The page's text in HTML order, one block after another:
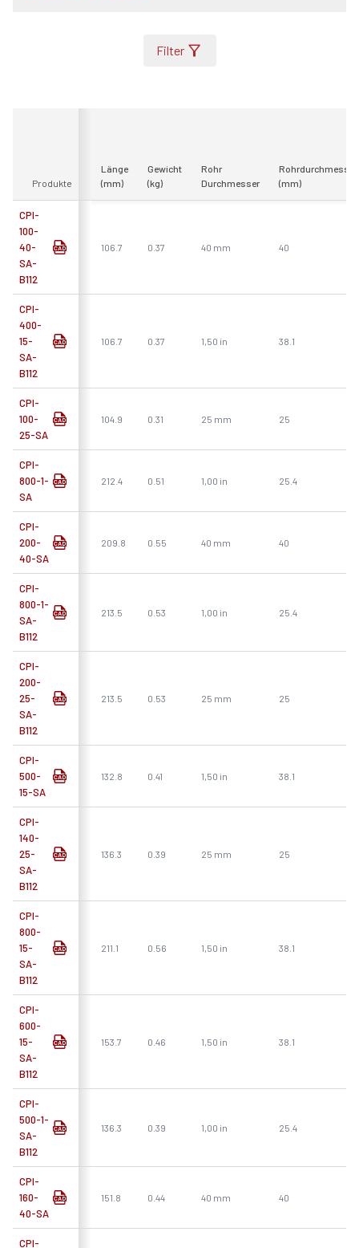
Filter
Produkte
Länge
(mm)
Gewicht
(kg)
Rohr
Durchmesser
Rohrdurchmesser
(mm)
CPI-
100-
40-
SA-
B112
106.7 0.37 40 mm 40
CPI-
400-
15-
SA-
B112
106.7 0.37 1,50 in 38.1
CPI-
100-
25-SA
104.9 0.31 25 mm 25
CPI-
800-1-
SA
212.4 0.51 1,00 in 25.4
CPI-
200-
40-SA
209.8 0.55 40 mm 40
CPI-
800-1-
SA-
B112
213.5 0.53 1,00 in 25.4
CPI-
200-
25-
SA-
B112
213.5 0.53 25 mm 25
CPI-
500-
15-SA
132.8 0.41 1,50 in 38.1
CPI-
140-
25-
SA-
B112
136.3 0.39 25 mm 25
CPI-
800-
15-
SA-
B112
211.1 0.56 1,50 in 38.1
CPI-
600-
15-
SA-
B112
153.7 0.46 1,50 in 38.1
CPI-
500-1-
SA-
B112
136.3 0.39 1,00 in 25.4
CPI-
160-
40-SA
151.8 0.44 40 mm 40
CPI-